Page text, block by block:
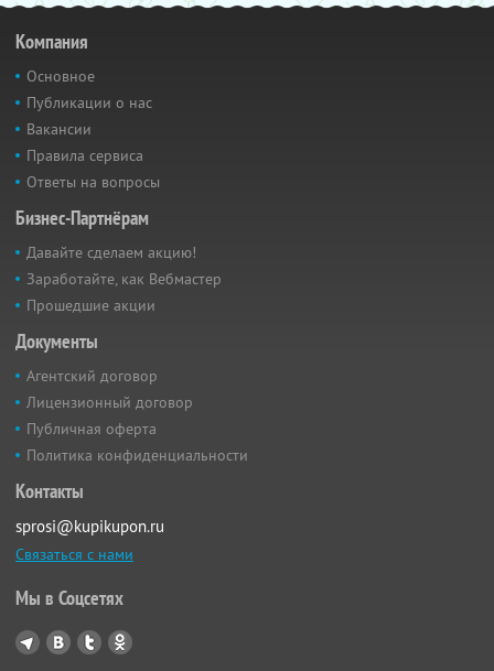
Компания
Основное
Публикации о нас
Вакансии
Правила сервиса
Ответы на вопросы
Бизнес-Партнёрам
Давайте сделаем акцию!
Заработайте, как Вебмастер
Прошедшие акции
Документы
Агентский договор
Лицензионный договор
Публичная оферта
Политика конфиденциальности
Контакты
sprosi@kupikupon.ru
Связаться с нами
Мы в Соцсетях